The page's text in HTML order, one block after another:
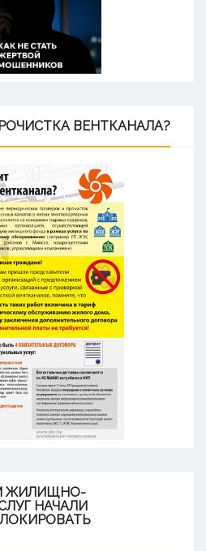
ВЕНТКАНАЛА?
ЖИЛИЩНО-
НАЧАЛИ